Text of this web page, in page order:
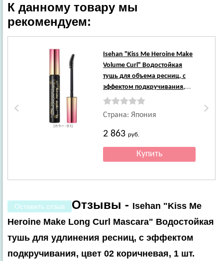
К данному товару мы
рекомендуем:
Isehan "Kiss Me Heroine Make
Volume Curl" Водостойкая
тушь для объема ресниц, с
эффектом подкручивания,
цвет 01 черная, 1 шт.
Страна: Япония
2 863руб.
Оставить отзыв Отзывы - Isehan "Kiss Me
Heroine Make Long Curl Mascara" Водостойкая
тушь для удлинения ресниц, с эффектом
подкручивания, цвет 02 коричневая, 1 шт.